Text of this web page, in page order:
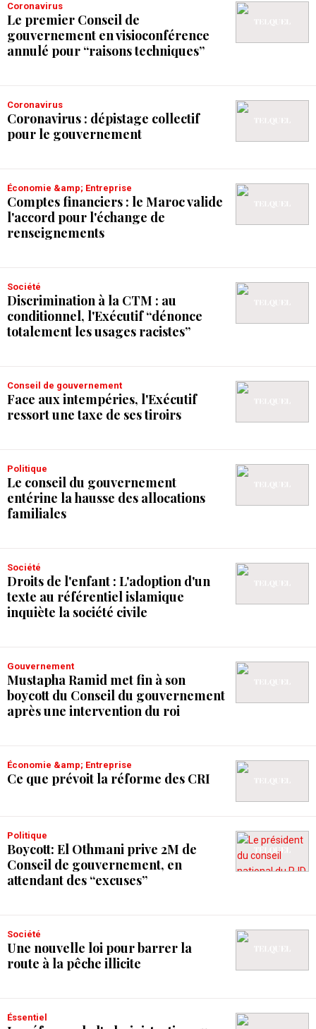
Coronavirus
Le premier Conseil de
gouvernement en visioconférence
annulé pour “raisons techniques”
Coronavirus
Coronavirus : dépistage collectif
pour le gouvernement
Économie &amp; Entreprise
Comptes financiers : le Maroc valide
l'accord pour l'échange de
renseignements
Société
Discrimination à la CTM : au
conditionnel, l'Exécutif “dénonce
totalement les usages racistes”
Conseil de gouvernement
Face aux intempéries, l'Exécutif
ressort une taxe de ses tiroirs
Politique
Le conseil du gouvernement
entérine la hausse des allocations
familiales
Société
Droits de l'enfant : L'adoption d'un
texte au référentiel islamique
inquiète la société civile
Gouvernement
Mustapha Ramid met fin à son
boycott du Conseil du gouvernement
après une intervention du roi
Économie &amp; Entreprise
Ce que prévoit la réforme des CRI
Politique
Boycott: El Othmani prive 2M de
Conseil de gouvernement, en
attendant des “excuses”
Société
Une nouvelle loi pour barrer la
route à la pêche illicite
Éssentiel